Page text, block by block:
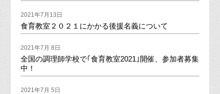
2021年7月13日
食育教室２０２１にかかる後援名義について
2021年7月 8日
全国の調理師学校で｢食育教室2021｣開催、参加者募集
中！
2021年7月 5日